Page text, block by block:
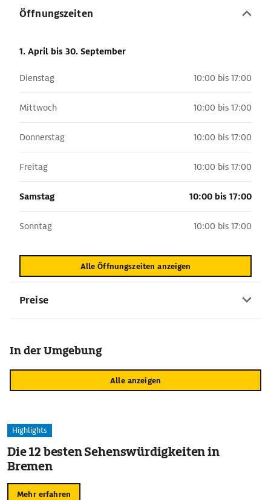
Öffnungszeiten
1. April bis 30. September
Dienstag 10:00 bis 17:00
Mittwoch 10:00 bis 17:00
Donnerstag 10:00 bis 17:00
Freitag 10:00 bis 17:00
Samstag 10:00 bis 17:00
Sonntag 10:00 bis 17:00
Alle Öffnungszeiten anzeigen
Preise
In der Umgebung
Alle anzeigen
Highlights
Die 12 besten Sehenswürdigkeiten in
Bremen
Mehr erfahren